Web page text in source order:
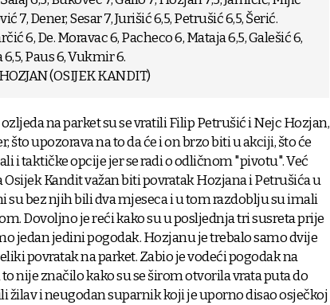
7, Dener, Sesar 7, Jurišić 6,5, Petrušić 6,5, Šerić.
6, De. Moravac 6, Pacheco 6, Mataja 6,5, Galešić 6,
6,5, Paus 6, Vukmir 6.
(OSIJEK KANDIT)
na parket su se vratili Filip Petrušić i Nejc Hozjan,
što upozorava na to da će i on brzo biti u akciji, što će
i taktičke opcije jer se radi o odličnom "pivotu". Već
Kandit važan biti povratak Hozjana i Petrušića u
su bez njih bili dva mjeseca i u tom razdoblju su imali
Dovoljno je reći kako su u posljednja tri susreta prije
jedan jedini pogodak. Hozjanu je trebalo samo dvije
povratak na parket. Zabio je vodeći pogodak na
nije značilo kako su se širom otvorila vrata puta do
žilav i neugodan suparnik koji je uporno disao osječkoj